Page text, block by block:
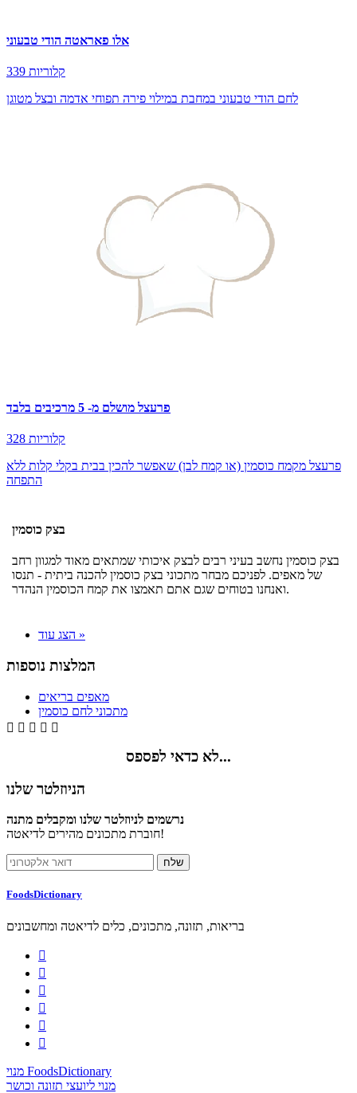
אלו פאראטה הודי טבעוני
339 קלוריות
לחם הודי טבעוני במחבת במילוי פירה תפוחי אדמה ובצל מטוגן
פרעצל מושלם מ- 5 מרכיבים בלבד
328 קלוריות
פרעצל מקמח כוסמין (או קמח לבן) שאפשר להכין בבית בקלי קלות ללא
התפחה
בצק כוסמין
בצק כוסמין נחשב בעיני רבים לבצק איכותי שמתאים מאוד למגוון רחב
של מאפים. לפניכם מבחר מתכוני בצק כוסמין להכנה ביתית - תנסו
ואנחנו בטוחים שגם אתם תאמצו את קמח הכוסמין הנהדר.
הצג עוד »
המלצות נוספות
מאפים בריאים
מתכוני לחם כוסמין
    
לא כדאי לפספס...
הניוזלטר שלנו
נרשמים לניוזלטר שלנו ומקבלים מתנה
חוברת מתכונים מהירים לדיאטה!
FoodsDictionary
בריאות, תזונה, מתכונים, כלים לדיאטה ומחשבונים






מנוי FoodsDictionary
מנוי ליועצי תזונה וכושר